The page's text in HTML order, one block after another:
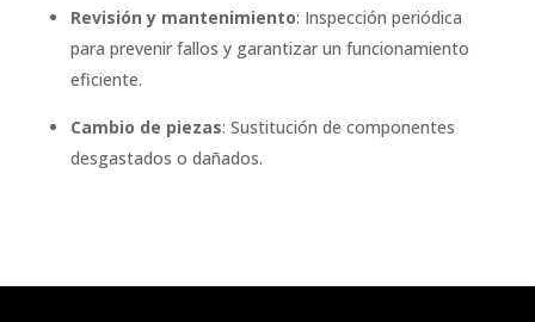
Revisión y mantenimiento: Inspección periódica
para prevenir fallos y garantizar un funcionamiento
eficiente.
Cambio de piezas: Sustitución de componentes
desgastados o dañados.